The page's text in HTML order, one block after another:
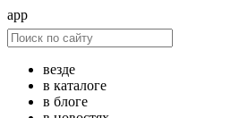
app
везде
в каталоге
в блоге